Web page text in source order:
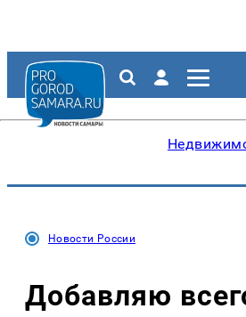
Новости России
Добавляю